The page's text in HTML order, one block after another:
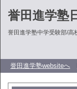
誉田進学塾
誉田進学塾中学受験部/高
誉田進学塾websiteへ